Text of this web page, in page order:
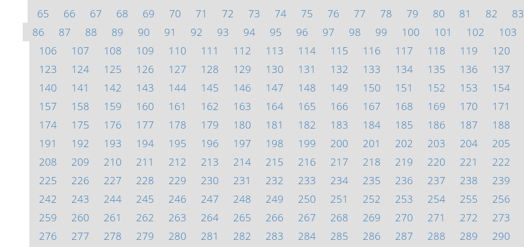
65
66 67 68 69 70 71 72 73 74 75 76 77 78 79 80 81 82 83
86
87 88 89 90 91 92 93 94 95 96 97 98 99 100 101 102 103
106
107 108 109 110 111 112 113 114 115 116 117 118 119 120
123
124 125 126 127 128 129 130 131 132 133 134 135 136 137
140
141 142 143 144 145 146 147 148 149 150 151 152 153 154
157
158 159 160 161 162 163 164 165 166 167 168 169 170 171
174
175 176 177 178 179 180 181 182 183 184 185 186 187 188
191
192 193 194 195 196 197 198 199 200 201 202 203 204 205
208
209 210 211 212 213 214 215 216 217 218 219 220 221 222
225
226 227 228 229 230 231 232 233 234 235 236 237 238 239
242
243 244 245 246 247 248 249 250 251 252 253 254 255 256
259
260 261 262 263 264 265 266 267 268 269 270 271 272 273
276
277 278 279 280 281 282 283 284 285 286 287 288 289 290